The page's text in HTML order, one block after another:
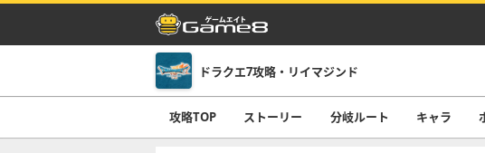
ドラクエ7攻略・リイマジンド
攻略TOP ストーリー 分岐ルート キャラ